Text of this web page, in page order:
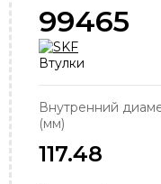
+7 (831) 215-14-27
order@podshipnik-
99465
Втулки
Внутренний
(мм)
117.48